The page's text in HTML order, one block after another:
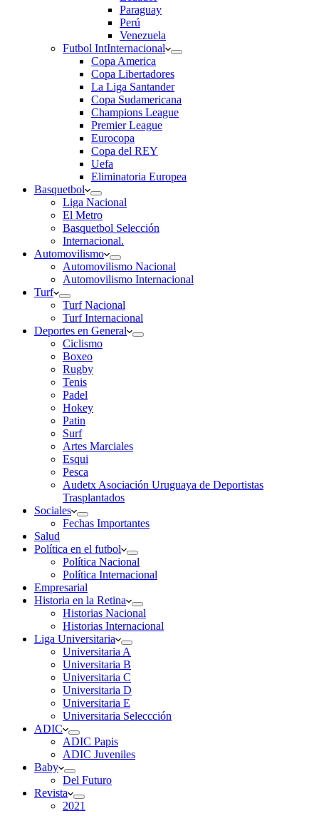
Paraguay
Perú
Venezuela
Futbol IntInternacional
Copa America
Copa Libertadores
La Liga Santander
Copa Sudamericana
Champions League
Premier League
Eurocopa
Copa del REY
Uefa
Eliminatoria Europea
Basquetbol
Liga Nacional
El Metro
Basquetbol Selección
Internacional.
Automovilismo
Automovilismo Nacional
Automovilismo Internacional
Turf
Turf Nacional
Turf Internacional
Deportes en General
Ciclismo
Boxeo
Rugby
Tenis
Padel
Hokey
Patin
Surf
Artes Marciales
Esqui
Pesca
Audetx Asociación Uruguaya de Deportistas
Trasplantados
Sociales
Fechas Importantes
Salud
Política en el futbol
Política Nacional
Política Internacional
Empresarial
Historia en la Retina
Historias Nacional
Historias Internacional
Liga Universitaria
Universitaria A
Universitaria B
Universitaria C
Universitaria D
Universitaria E
Universitaria Seleccción
ADIC
ADIC Papis
ADIC Juveniles
Baby
Del Futuro
Revista
2021